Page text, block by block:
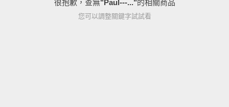
很抱歉，查無"Paul---..."的相關商品
您可以調整關鍵字試試看